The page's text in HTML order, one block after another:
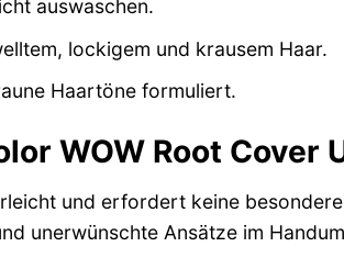
auswaschen.
lockigem und krausem Haar.
Haartöne formuliert.
WOW Root Cover
und erfordert keine
unerwünschte Ansätze im